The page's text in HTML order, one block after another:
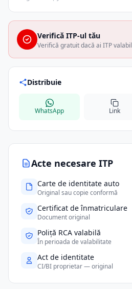
Acte necesare ITP
Carte de identitate auto
Original sau copie conformă
Certificat de înmatriculare
Document original
Poliță RCA valabilă
În perioada de valabilitate
Act de identitate
CI/BI proprietar — original
Verifică ITP-ul tău
Verifică gratuit dacă ai ITP valabil
Distribuie
WhatsApp Link